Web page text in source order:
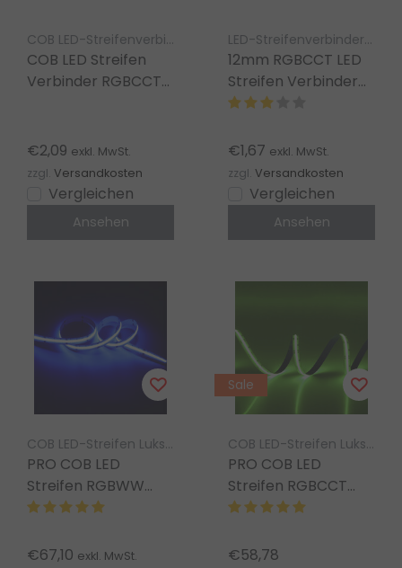
COB LED-Streifenverbinder Luksus
COB LED Streifen
Verbinder RGBCCT
12mm – IP20
€2,09 exkl. MwSt.
zzgl. Versandkosten
Vergleichen
Ansehen
LED-Streifenverbinder Luksus
12mm RGBCCT LED
Streifen Verbinder
gerade – lötfrei –
LEDs – IP20
€1,67 exkl. MwSt.
zzgl. Versandkosten
Vergleichen
Ansehen
COB LED-Streifen Luksus
PRO COB LED
Streifen RGBWW
19W 1180LM
IP20 – 5m
€67,10 exkl. MwSt.
Sale
COB LED-Streifen Luksus
PRO COB LED
Streifen RGBCCT
21W 1750LM
IP20 - 5m
€58,78